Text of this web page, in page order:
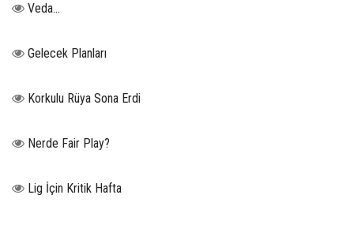
Veda…
Gelecek Planları
Korkulu Rüya Sona Erdi
Nerde Fair Play?
Lig İçin Kritik Hafta